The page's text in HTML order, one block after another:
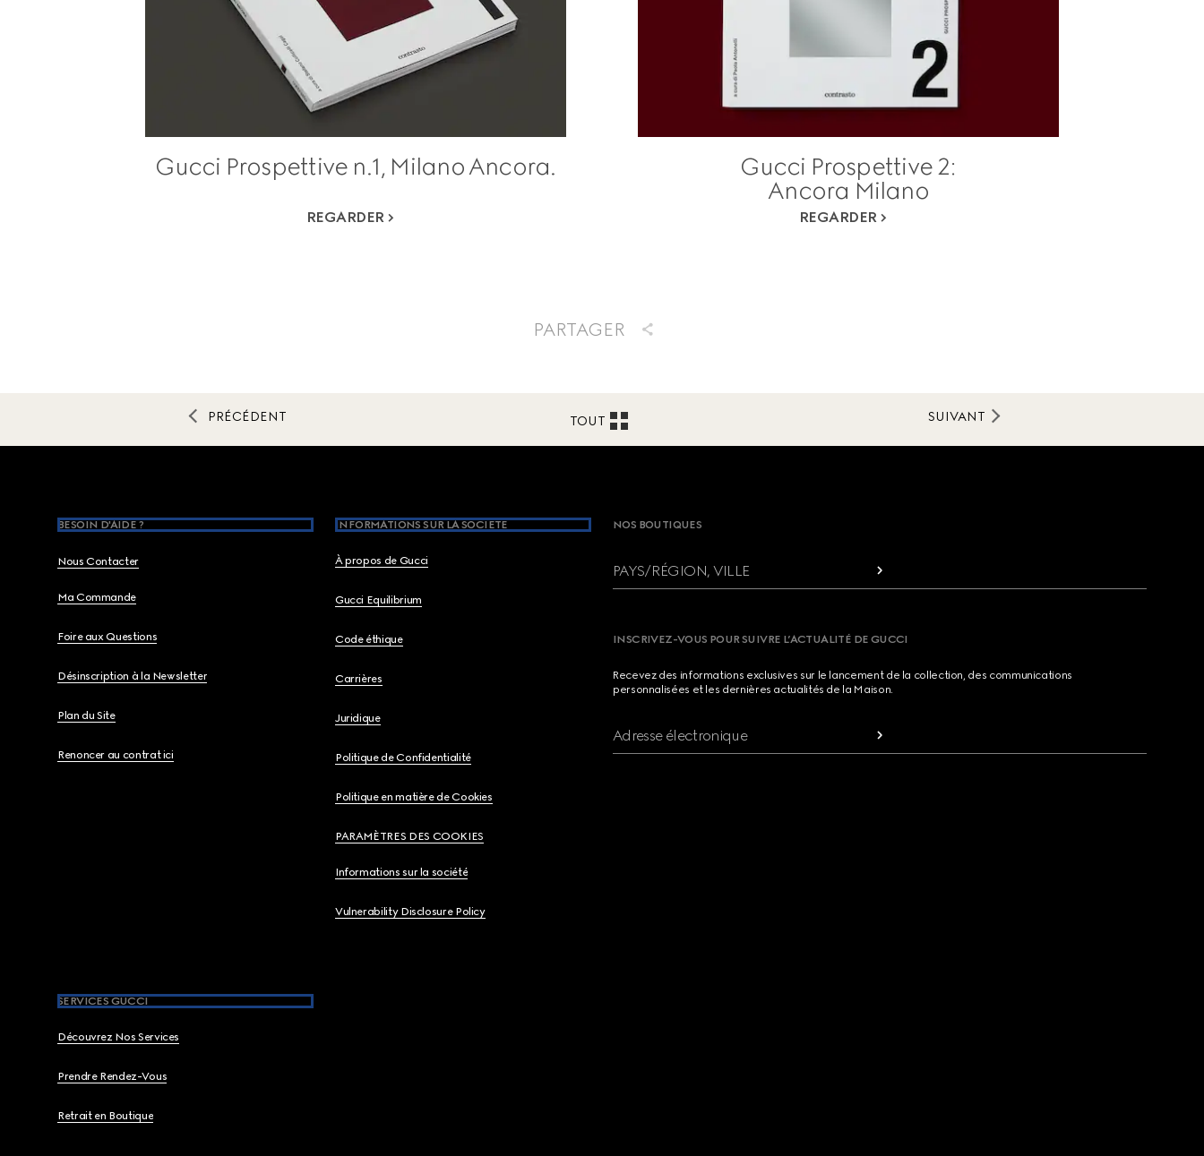
Gucci Prospettive n.1, Milano Ancora.
REGARDER
Gucci Prospettive 2:
Ancora Milano
REGARDER
PARTAGER
PRÉCÉDENT TOUT SUIVANT
Footer
BESOIN D'AIDE ?
Nous Contacter
Ma Commande
Foire aux Questions
Désinscription à la Newsletter
Plan du Site
Renoncer au contrat ici
INFORMATIONS SUR LA SOCIETE
À propos de Gucci
Gucci Equilibrium
Code éthique
Carrières
Juridique
Politique de Confidentialité
Politique en matière de Cookies
PARAMÈTRES DES COOKIES
Informations sur la société
Vulnerability Disclosure Policy
SERVICES GUCCI
Découvrez Nos Services
Prendre Rendez-Vous
Retrait en Boutique
NOS BOUTIQUES
PAYS/RÉGION, VILLE
INSCRIVEZ-VOUS POUR SUIVRE L’ACTUALITÉ DE GUCCI
Recevez des informations exclusives sur le lancement de la collection, des communications
personnalisées et les dernières actualités de la Maison.
Adresse électronique